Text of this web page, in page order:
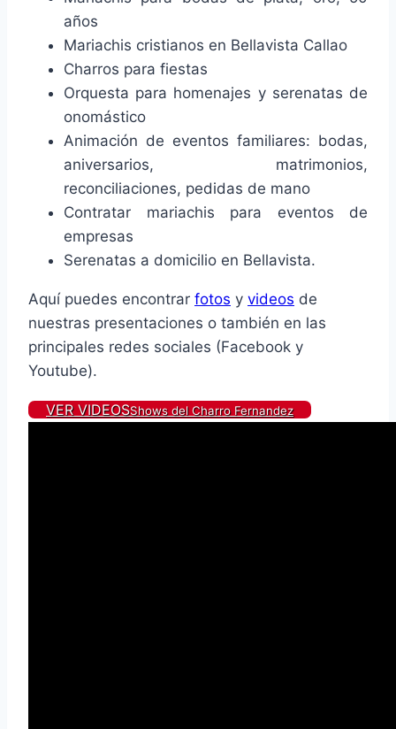
años
Mariachis cristianos en Bellavista Callao
Charros para fiestas
Orquesta para homenajes y serenatas de
onomástico
Animación de eventos familiares: bodas,
aniversarios, matrimonios,
reconciliaciones, pedidas de mano
Contratar mariachis para eventos de
empresas
Serenatas a domicilio en Bellavista.
Aquí puedes encontrar fotos y videos de
nuestras presentaciones o también en las
principales redes sociales (Facebook y
Youtube).
VER VIDEOSShows del Charro Fernandez